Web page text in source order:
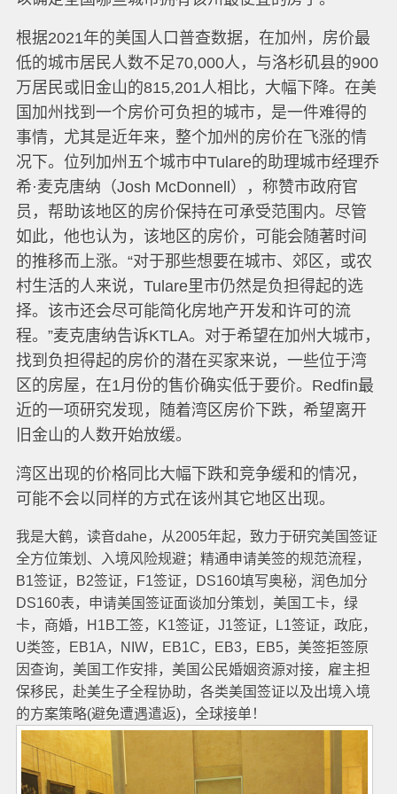
根据2021年的美国人口普查数据，在加州，房价最
低的城市居民人数不足70,000人，与洛杉矶县的900
万居民或旧金山的815,201人相比，大幅下降。在美
国加州找到一个房价可负担的城市，是一件难得的
事情，尤其是近年来，整个加州的房价在飞涨的情
况下。位列加州五个城市中Tulare的助理城市经理乔
希·麦克唐纳（Josh McDonnell），称赞市政府官
员，帮助该地区的房价保持在可承受范围内。尽管
如此，他也认为，该地区的房价，可能会随著时间
的推移而上涨。“对于那些想要在城市、郊区，或农
村生活的人来说，Tulare里市仍然是负担得起的选
择。该市还会尽可能简化房地产开发和许可的流
程。”麦克唐纳告诉KTLA。对于希望在加州大城市，
找到负担得起的房价的潜在买家来说，一些位于湾
区的房屋，在1月份的售价确实低于要价。Redfin最
近的一项研究发现，随着湾区房价下跌，希望离开
旧金山的人数开始放缓。
湾区出现的价格同比大幅下跌和竞争缓和的情况，
可能不会以同样的方式在该州其它地区出现。
我是大鹤，读音dahe，从2005年起，致力于研究美国签证
全方位策划、入境风险规避；精通申请美签的规范流程，
B1签证，B2签证，F1签证，DS160填写奥秘，润色加分
DS160表，申请美国签证面谈加分策划，美国工卡，绿
卡，商婚，H1B工签，K1签证，J1签证，L1签证，政庇，
U类签，EB1A，NIW，EB1C，EB3，EB5，美签拒签原
因查询，美国工作安排，美国公民婚姻资源对接，雇主担
保移民，赴美生子全程协助，各类美国签证以及出境入境
的方案策略(避免遭遇遣返)，全球接单！